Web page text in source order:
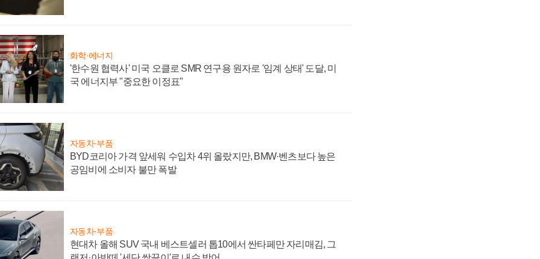
화학·에너지
'한수원 협력사' 미국 오클로 SMR 연구용 원자로 '임계 상태' 도달, 미
국 에너지부 "중요한 이정표"
자동차·부품
BYD코리아 가격 앞세워 수입차 4위 올랐지만, BMW·벤츠보다 높은
공임비에 소비자 불만 폭발
자동차·부품
현대차 올해 SUV 국내 베스트셀러 톱10에서 싼타페만 자리매김, 그